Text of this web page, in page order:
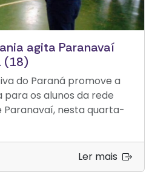
agita Paranavaí
(18)
do Paraná promove a
para os alunos da rede
Paranavaí, nesta quarta-
Ler mais